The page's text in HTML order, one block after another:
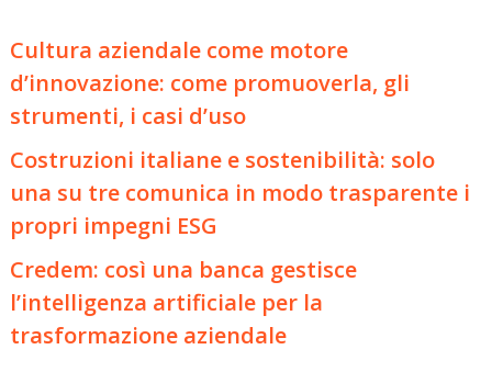
Cultura aziendale come motore
d’innovazione: come promuoverla, gli
strumenti, i casi d’uso
Costruzioni italiane e sostenibilità: solo
una su tre comunica in modo trasparente i
propri impegni ESG
Credem: così una banca gestisce
l’intelligenza artificiale per la
trasformazione aziendale